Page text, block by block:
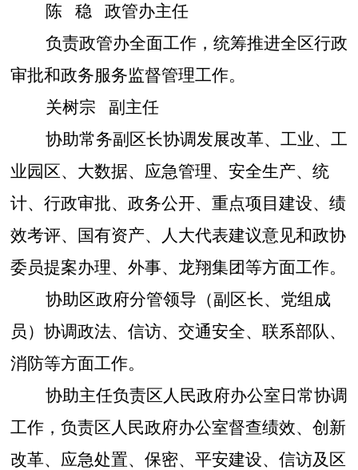
陈
稳
政管办主任
负责政管办全面工作，统筹推进全区行政
审批和政务服务监督管理工作。
关树宗
副主任
协助常务副区长协调发展改革、 工业、 工
业园区、 大数据、应急管理、安全生产、统
计、 行政审批、政务公开、 重点项目建设、 绩
效考评、
国有资产、人大代表建议意见和政协
委员提案办理、外事、 龙翔集团等方面工作。
协助区政府分管领导（副区长、党组成
员）协调政法、信访、交通安全、 联系部队、
消防等方面工作。
协助主任负责区人民政府办公室日常协调
工作，负责区 人民政府办公室督查绩效、 创新
改革、 应急处置、保密、平安建设、信访及区